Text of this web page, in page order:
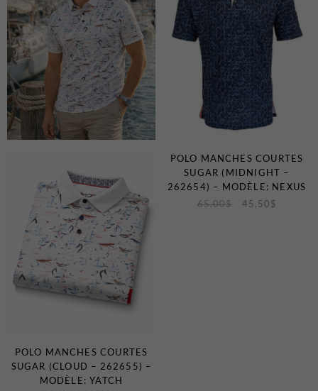
Certificats-cadeaux
NOUVEAUTÉS
POLO MANCHES COURTES
SUGAR (CLOUD – 262655) –
MODÈLE: YATCH
POLO MANCHES COURTES
SUGAR (MIDNIGHT –
262654) – MODÈLE: NEXUS
65,00$ 45,50 $